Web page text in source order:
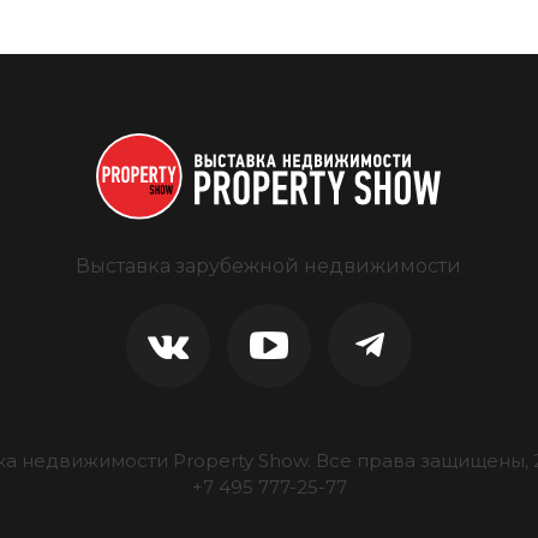
Выставка зарубежной недвижимости
недвижимости Property Show. Все права защищены,
+7 495 777-25-77